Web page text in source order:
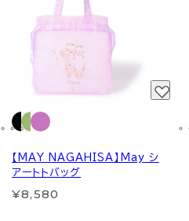
【MAY NAGAHISA】May シ
アートトバッグ
¥8,580